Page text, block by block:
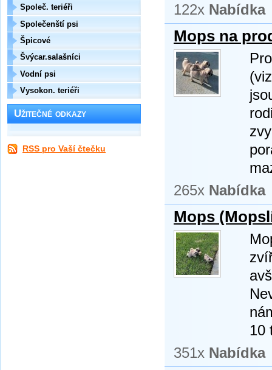
122x Nabídka
Mops na
265x Nabídka
Mops
10
351x Nabídka
Společ. teriéři
Společenští psi
Špicové
Švýcar.salašníci
Vodní psi
Vysokon. teriéři
Užitečné odkazy
RSS pro Vaší čtečku